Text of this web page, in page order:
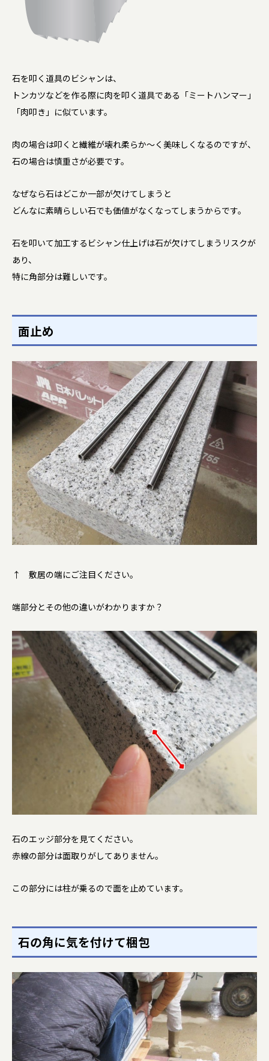
石を叩く道具のビシャンは、
トンカツなどを作る際に肉を叩く道具である「ミートハンマー」
「肉叩き」に似ています。
肉の場合は叩くと繊維が壊れ柔らか～く美味しくなるのですが、
石の場合は慎重さが必要です。
なぜなら石はどこか一部が欠けてしまうと
どんなに素晴らしい石でも価値がなくなってしまうからです。
石を叩いて加工するビシャン仕上げは石が欠けてしまうリスクが
あり、
特に角部分は難しいです。
面止め
↑ 敷居の端にご注目ください。
端部分とその他の違いがわかりますか？
石のエッジ部分を見てください。
赤線の部分は面取りがしてありません。
この部分には柱が乗るので面を止めています。
石の角に気を付けて梱包